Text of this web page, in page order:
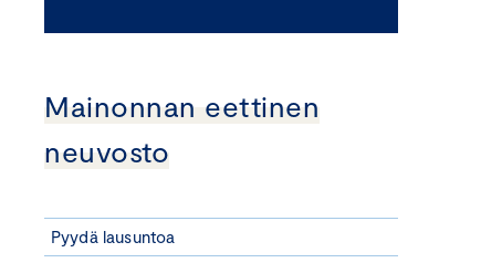
Mainonnan eettinen
neuvosto
Pyydä lausuntoa